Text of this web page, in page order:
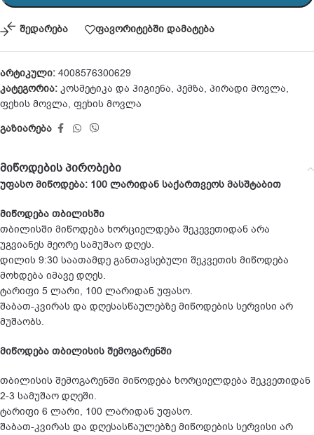
შედარება ფავორიტებში დამატება
არტიკული: 4008576300629
კატეგორია: კოსმეტიკა და ჰიგიენა, პემზა, პირადი მოვლა,
ფეხის მოვლა, ფეხის მოვლა
გაზიარება
მიწოდების პირობები
უფასო მიწოდება: 100 ლარიდან საქართვეოს მასშტაბით
მიწოდება თბილისში
თბილისში მიწოდება ხორციელდება შეკევეთიდან არა
უგვიანეს მეორე სამუშაო დღეს.
დილის 9:30 საათამდე განთავსებული შეკვეთის მიწოდება
მოხდება იმავე დღეს.
ტარიფი 5 ლარი, 100 ლარიდან უფასო.
შაბათ-კვირას და დღესასწაულებზე მიწოდების სერვისი არ
მუშაობს.
მიწოდება თბილისის შემოგარენში
თბილისის შემოგარენში მიწოდება ხორციელდება შეკვეთიდან
2-3 სამუშაო დღეში.
ტარიფი 6 ლარი, 100 ლარიდან უფასო.
შაბათ-კვირას და დღესასწაულებზე მიწოდების სერვისი არ